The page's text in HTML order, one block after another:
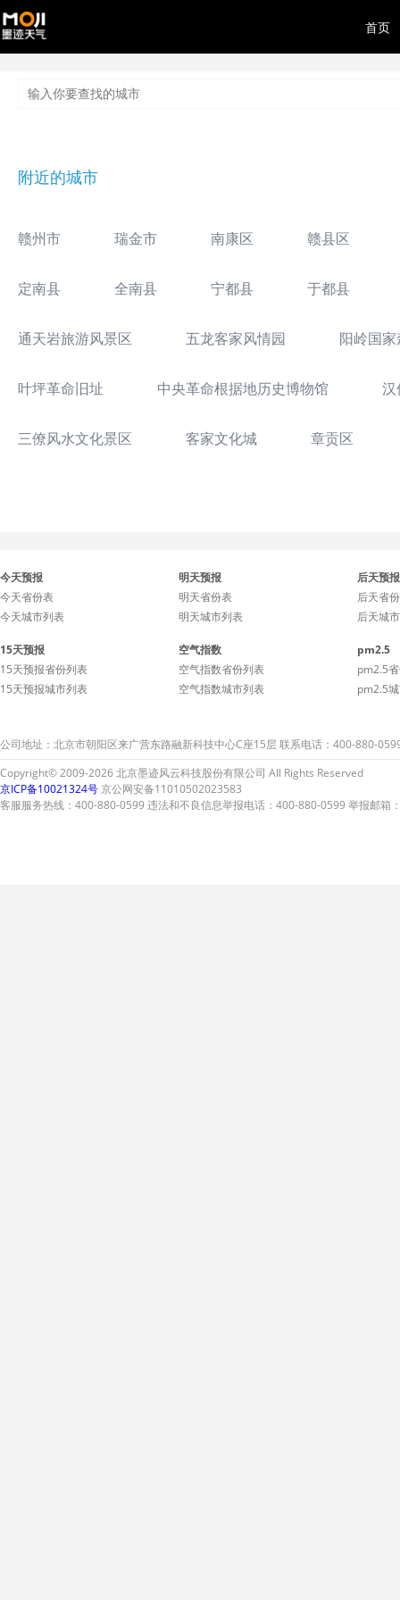
首页
附近的城市
赣州市 瑞金市 南康区 赣县区
定南县 全南县 宁都县 于都县
通天岩旅游风景区 五龙客家风情园 阳岭国
叶坪革命旧址 中央革命根据地历史博物馆 汉
三僚风水文化景区 客家文化城 章贡区
今天预报
今天省份表
今天城市列表
明天预报
明天省份表
明天城市列表
后天预报
后天省
后天城
15天预报
15天预报省份列表
15天预报城市列表
空气指数
空气指数省份列表
空气指数城市列表
pm2.5
pm2.5
pm2.5
公司地址：北京市朝阳区来广营东路融新科技中心C座15层 联系电话：400-880-
Copyright© 2009-2026 北京墨迹风云科技股份有限公司 All Rights Reserved
京ICP备10021324号京公网安备11010502023583
客服服务热线：400-880-0599 违法和不良信息举报电话：400-880-0599 举报邮箱